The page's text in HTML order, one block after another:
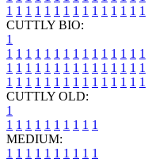
1 1 1 1 1 1 1 1 1 1 1 1 1 1 1
CUTTLY BIO:
1
1 1 1 1 1 1 1 1 1 1 1 1 1 1 1
1 1 1 1 1 1 1 1 1 1 1 1 1 1 1
1 1 1 1 1 1 1 1 1 1 1 1 1 1 1
CUTTLY OLD:
1
1 1 1 1 1 1 1 1 1 1
MEDIUM:
1 1 1 1 1 1 1 1 1 1